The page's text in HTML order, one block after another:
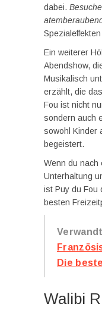
dabei.
Ein weiterer
Abendshow,
Musikalisch
erzählt, die
Fou ist nicht
sondern auch
sowohl Kinder
begeistert.
Wenn du nach
Unterhaltung
ist Puy du Fou
besten
Die
Walibi